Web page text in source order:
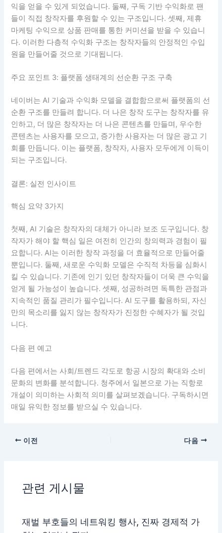
익을 얻을 수 있게 되었습니다. 둘째, 구독 기반 수익화로 팬
들이 직접 창작자를 후원할 수 있는 구조입니다. 셋째, 제휴
마케팅 수익으로 상품 판매를 통한 커미션을 받을 수 있습니
다. 이러한 다층적 수익화 구조는 창작자들의 안정적인 수입
원을 만들어줄 것으로 기대됩니다.
주요 포인트 3: 플랫폼 생태계의 선순환 구조 구축
네이버는 AI 기술과 수익화 모델을 결합함으로써 플랫폼의 선
순환 구조를 만들려 합니다. 더 나은 창작 도구는 창작자를 유
인하고, 더 많은 창작자는 더 나은 콘텐츠를 만들며, 우수한
콘텐츠는 사용자를 모으고, 증가한 사용자는 더 많은 광고 기
회를 만듭니다. 이는 플랫폼, 창작자, 사용자 모두에게 이득이
되는 구조입니다.
결론: 실전 인사이트
핵심 요약 3가지
첫째, AI 기술은 창작자의 대체가 아니라 보조 도구입니다. 창
작자가 해야 할 핵심 일은 여전히 인간의 창의력과 경험이 필
요합니다. AI는 이러한 창작 과정을 더 효율적으로 만들어줄
뿐입니다. 둘째, 새로운 수익화 모델은 수직적 차등을 심화시
킬 수 있습니다. 기존에 인기 있던 창작자들이 더욱 큰 수익을
얻게 될 가능성이 높습니다. 셋째, 성공하려면 독특한 관점과
지속적인 품질 관리가 필수입니다. AI 도구를 활용하되, 자신
만의 목소리를 잃지 않는 창작자가 진정한 수혜자가 될 것입
니다.
다음 편 예고
다음 편에서는 사회/트렌드 각도로 항공 시장의 확대와 소비
문화의 변화를 분석합니다. 청주에서 일본으로 가는 직항로
개설이 의미하는 사회적 의미를 살펴보겠습니다. 구독하시면
매일 유익한 정보를 받으실 수 있습니다.
이전 다음
관련 게시물
재벌 부호들의 네트워킹 행사, 진짜 경제적 가